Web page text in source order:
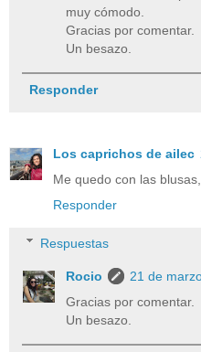
muy cómodo.
Gracias por comentar.
Un besazo.
Responder
Los caprichos de ailec
Me quedo con las
Responder
Respuestas
Rocio
21 de
Gracias por comentar.
Un besazo.